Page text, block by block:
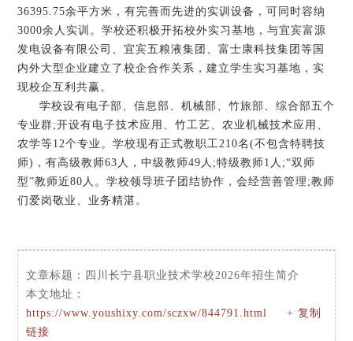
36395.75余平方米，有完善而先进的实训设备，可同时容纳
3000余人实训。学校还积极开拓校外实习基地，与宜宾富源
发电设备有限公司、宜宾五粮液集团、富士康科技集团等国
内外大型企业建立了校企合作关系，建立学生实习基地，实
现校企互利共赢。
学校设有电子部、信息部、机械部、竹旅部、综合部五个
专业群;开设有电子技术应用、竹工艺、农业机械技术应用、
农学等12个专业。学校现有正式教职工210名(不包含特聘技
师)，有高级教师63人，中级教师49人;特级教师1人;“双师
型”教师近80人。学校领导班子团结协作，会经营善管理;教师
们爱岗敬业、业务精湛。
文章标题： 四川长宁县职业技术学校2026年招生简介
本文地址：
https://www.youshixy.com/sczxw/844791.html
+复制
链接